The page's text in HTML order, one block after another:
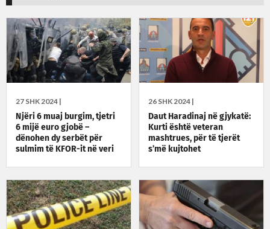
27 SHK 2024 |
Njëri 6 muaj burgim, tjetri
6 mijë euro gjobë –
dënohen dy serbët për
sulmim të KFOR-it në veri
26 SHK 2024 |
Daut Haradinaj në gjykatë:
Kurti është veteran
mashtrues, për të tjerët
s’më kujtohet